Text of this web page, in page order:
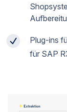
Plug-ins
für SAP